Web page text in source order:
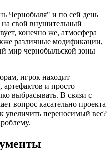
Чернобыля" и по сей день
на свой внушительный
конечно же, атмосфера
различные модификации,
мир чернобыльской зоны
игрок находит
и просто
выбрасывать. В связи с
вопрос касательно проекта
увеличить переносимый вес?